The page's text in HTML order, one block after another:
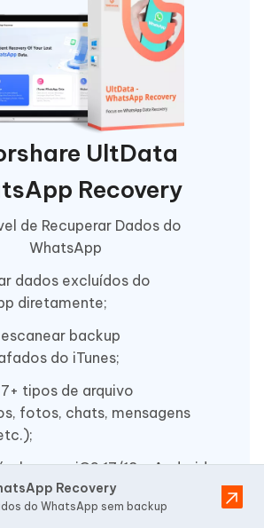
UltData
Recovery
de Recuperar Dados do
WhatsApp
dados excluídos do
diretamente;
backup
do iTunes;
tipos de arquivo
fotos, chats, mensagens
com o iOS 17/18 e Android
Recovery
do WhatsApp sem backup